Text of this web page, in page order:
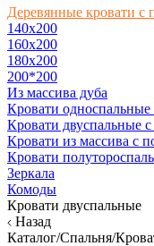
Деревянные кровати
140x200
160х200
180х200
200*200
Из массива дуба
Кровати
Кровати двуспальные
Кровати из массива с
Кровати
Зеркала
Комоды
Кровати двуспальные
Назад
Каталог/Спальня/